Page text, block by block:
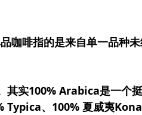
咖啡指的是来自单一品种
实100% Arabica是一个
、100% 夏威夷